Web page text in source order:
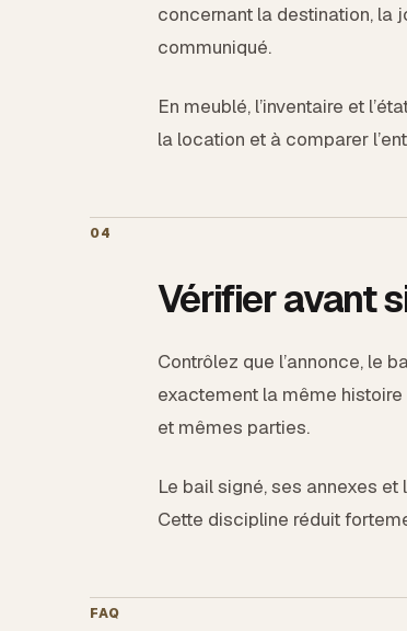
concernant la destination, la
communiqué.
En meublé, l’inventaire et
la location et à comparer
04
Vérifier avant
Contrôlez que l’annonce, le
exactement la même
et mêmes parties.
Le bail signé, ses annexes
Cette discipline réduit
FAQ